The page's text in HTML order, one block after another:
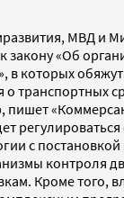
МВД и
закону «Об
в которых
транспортных
пишет
с
контроля
Кроме того,